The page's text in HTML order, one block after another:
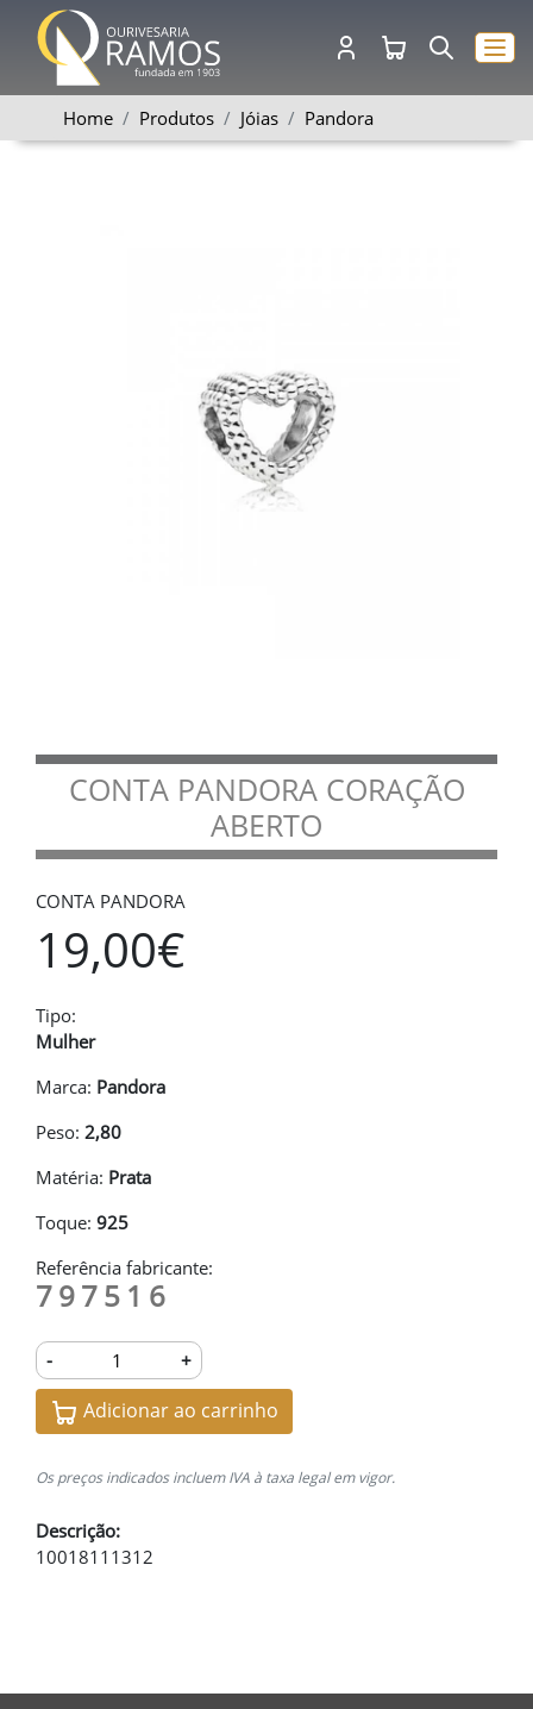
Home Produtos Jóias Pandora
CONTA PANDORA CORAÇÃO
ABERTO
CONTA PANDORA
19,00€
Tipo:
Mulher
Marca: Pandora
Peso: 2,80
Matéria: Prata
Toque: 925
Referência fabricante:
797516
- +
Adicionar ao carrinho
Os preços indicados incluem IVA à taxa legal em vigor.
Descrição:
10018111312